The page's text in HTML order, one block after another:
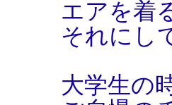
エアを着
それにし
大学生の